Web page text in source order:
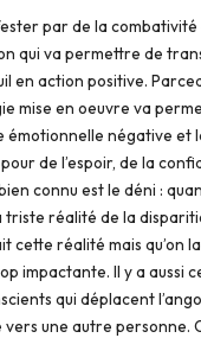
par de la
qui va permettre de
en action positive.
mise en oeuvre va
émotionnelle négative et
de l’espoir, de la
connu est le déni :
réalité de la
cette réalité mais qu’on
impactante. Il y a aussi
qui déplacent
vers une autre personne.